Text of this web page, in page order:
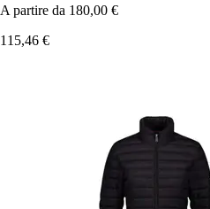
A partire da 180,00 €
115,46 €